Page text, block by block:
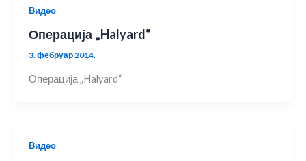
Видео
Операција „Halyard“
3. фебруар 2014.
Операција „Halyard“
Видео